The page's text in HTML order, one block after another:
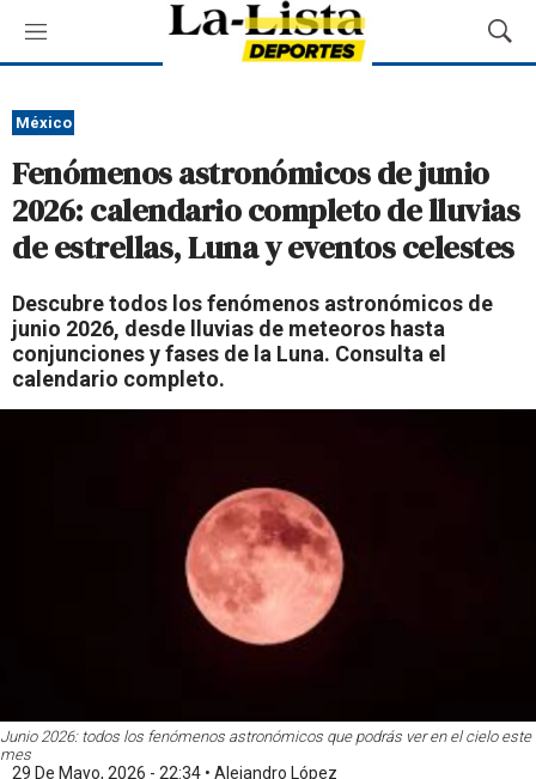
M
e
ú
M
o
B
ú
México
Fenómenos astronómicos de junio
2026: calendario completo de lluvias
de estrellas, Luna y eventos celestes
Descubre todos los fenómenos astronómicos de
junio 2026, desde lluvias de meteoros hasta
conjunciones y fases de la Luna. Consulta el
calendario completo.
Junio 2026: todos los fenómenos astronómicos que podrás ver en el cielo este
mes
29 De Mayo, 2026 - 22:34 • Alejandro López